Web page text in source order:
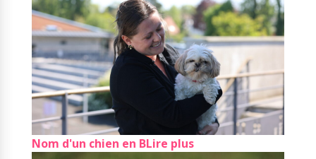
Nom d'un chien en BLire plus